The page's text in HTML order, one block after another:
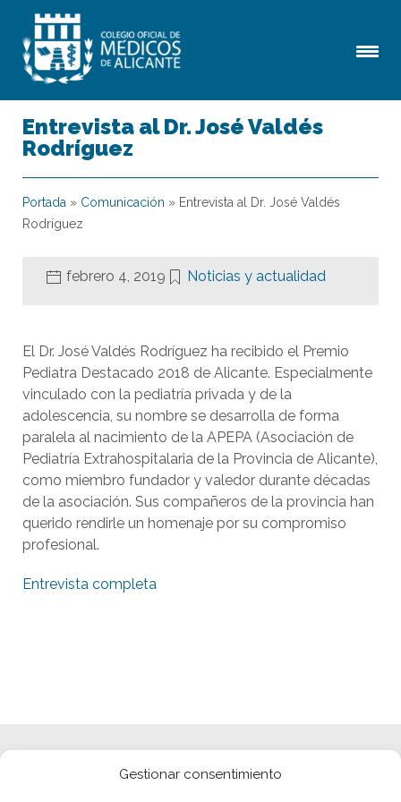
Gestionar consentimiento
Entrevista al Dr. José Valdés
Rodríguez
Portada » Comunicación » Entrevista al Dr. José Valdés
Rodríguez
febrero 4, 2019 Noticias y actualidad
El Dr. José Valdés Rodríguez ha recibido el Premio
Pediatra Destacado 2018 de Alicante. Especialmente
vinculado con la pediatría privada y de la
adolescencia, su nombre se desarrolla de forma
paralela al nacimiento de la APEPA (Asociación de
Pediatría Extrahospitalaria de la Provincia de Alicante),
como miembro fundador y valedor durante décadas
de la asociación. Sus compañeros de la provincia han
querido rendirle un homenaje por su compromiso
profesional.
Entrevista completa